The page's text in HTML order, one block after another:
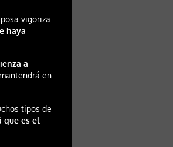
vigoriza
haya
a
en
tipos de
que es el